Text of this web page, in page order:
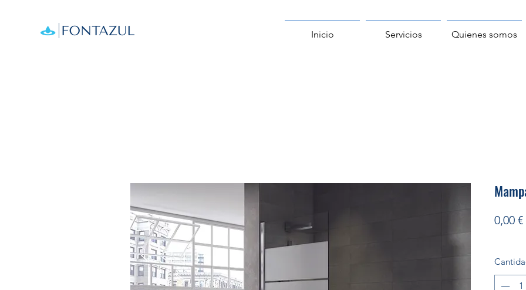
Inicio Servicios Quienes somos
0,00 €